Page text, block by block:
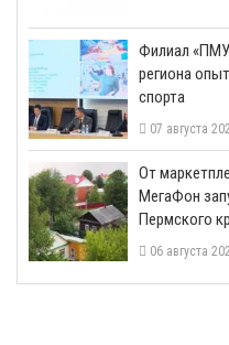
​Филиал
региона
спорта
07 августа
От
МегаФон
Пермского
06 августа